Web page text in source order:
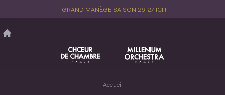
principal
GRAND MANÈGE SAISON 26-27 ICI !
Accueil